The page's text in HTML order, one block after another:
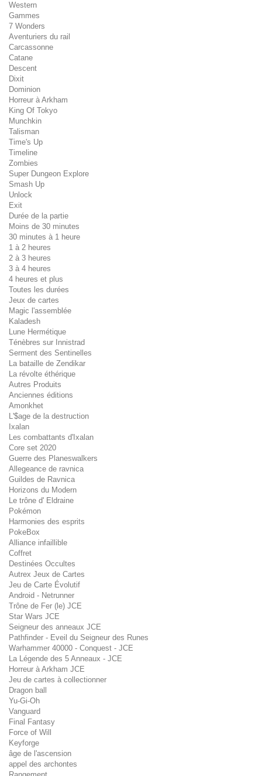
Western
Gammes
7 Wonders
Aventuriers du rail
Carcassonne
Catane
Descent
Dixit
Dominion
Horreur à Arkham
King Of Tokyo
Munchkin
Talisman
Time's Up
Timeline
Zombies
Super Dungeon Explore
Smash Up
Unlock
Exit
Durée de la partie
Moins de 30 minutes
30 minutes à 1 heure
1 à 2 heures
2 à 3 heures
3 à 4 heures
4 heures et plus
Toutes les durées
Jeux de cartes
Magic l'assemblée
Kaladesh
Lune Hermétique
Ténèbres sur Innistrad
Serment des Sentinelles
La bataille de Zendikar
La révolte éthérique
Autres Produits
Anciennes éditions
Amonkhet
L'$age de la destruction
Ixalan
Les combattants d'Ixalan
Core set 2020
Guerre des Planeswalkers
Allegeance de ravnica
Guildes de Ravnica
Horizons du Modern
Le trône d' Eldraine
Pokémon
Harmonies des esprits
PokeBox
Alliance infaillible
Coffret
Destinées Occultes
Autrex Jeux de Cartes
Jeu de Carte Évolutif
Android - Netrunner
Trône de Fer (le) JCE
Star Wars JCE
Seigneur des anneaux JCE
Pathfinder - Eveil du Seigneur des Runes
Warhammer 40000 - Conquest - JCE
La Légende des 5 Anneaux - JCE
Horreur à Arkham JCE
Jeu de cartes à collectionner
Dragon ball
Yu-Gi-Oh
Vanguard
Final Fantasy
Force of Will
Keyforge
âge de l'ascension
appel des archontes